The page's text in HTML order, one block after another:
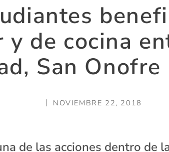
de cocina
San Onofre
NOVIEMBRE 22, 2018
de las acciones dentro de